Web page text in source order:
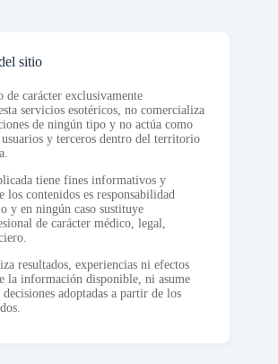
sitio
carácter exclusivamente
servicios esotéricos, no comercializa
de ningún tipo y no actúa como
y terceros dentro del territorio
tiene fines informativos y
los contenidos es responsabilidad
y en ningún caso sustituye
de carácter médico, legal,
resultados, experiencias ni efectos
la información disponible, ni asume
adoptadas a partir de los